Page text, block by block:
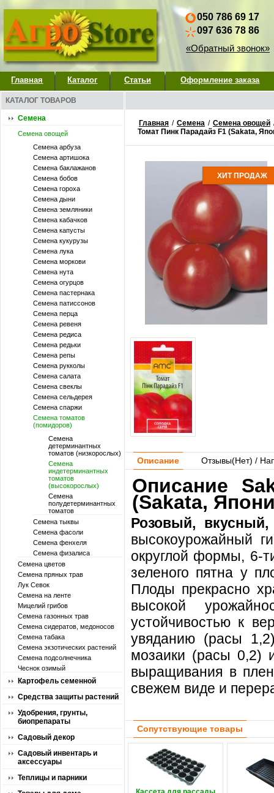
050 786 69 17
097 636 78 86
«Обратный звонок»
Главная Каталог Статьи Оформление заказа
КАТАЛОГ ТОВАРОВ
Семена
Семена овощей
Семена арбуза
Семена артишока
Семена баклажанов
Семена бобов
Семена гороха
Семена дыни
Семена земляники
Семена кабачков
Семена капусты
Семена кукурузы
Семена лука
Семена моркови
Семена нута
Семена огурцов
Семена пастернака
Семена патиссонов
Семена перца
Семена ревеня
Семена редиса
Семена редьки
Семена репы
Семена рукколы
Семена салата
Семена свеклы
Семена сельдерея
Семена спаржи
Семена томатов
(помидоров)
Семена
детерминантных
томатов (низкорослых)
Семена
индетерминантных
томатов
(высокорослых)
Семена
полудетерминантных
томатов
Семена тыквы
Семена фасоли
Семена фенхеля
Семена физалиса
Семена цветов
Семена пряных трав
Лук Севок
Семена на ленте
Мицелий грибов
Семена газонных трав
Семена сидератов, медоносов
Семена табака
Семена экзотических растений
Семена подсолнечника
Чеснок озимый
Картофель семенной
Средства защиты растений
Удобрения, грунты,
биопрепараты
Садовый декор
Садовый инвентарь и
аксессуары
Теплицы и парники
Главная / Семена / Семена овощей
Томат Пинк Парадайз F1 (Sakata,
ХИТ ПРОДАЖ
Описание Отзывы(Нет) /
Описание
(Sakata,
Розовый,
высокоурожайный
округлой формы, 6-
зеленого пятна у
Плоды прекрасно
высокой
устойчивостью к
увяданию (расы
мозаики (расы 0,2)
выращивания в
свежем виде и
Сопутствующие товары